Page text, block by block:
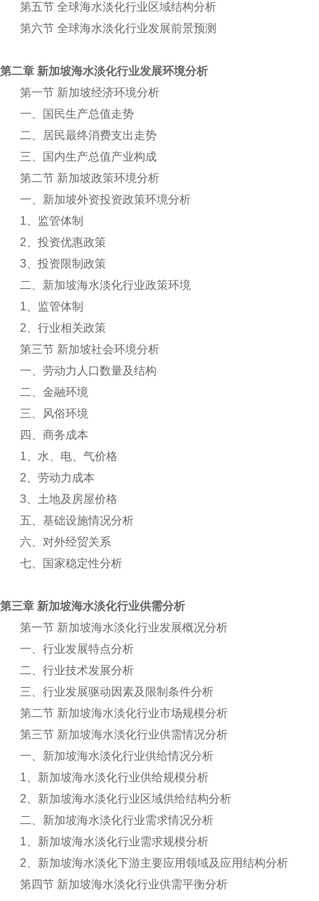
第五节 全球海水淡化行业区域结构分析
第六节 全球海水淡化行业发展前景预测
第二章 新加坡海水淡化行业发展环境分析
第一节 新加坡经济环境分析
一、国民生产总值走势
二、居民最终消费支出走势
三、国内生产总值产业构成
第二节 新加坡政策环境分析
一、新加坡外资投资政策环境分析
1 、监管体制
2 、投资优惠政策
3 、投资限制政策
二、新加坡海水淡化行业政策环境
1 、监管体制
2 、行业相关政策
第三节 新加坡社会环境分析
一、劳动力人口数量及结构
二、金融环境
三、风俗环境
四、商务成本
1 、水、电、气价格
2 、劳动力成本
3 、土地及房屋价格
五、基础设施情况分析
六、对外经贸关系
七、国家稳定性分析
第三章 新加坡海水淡化行业供需分析
第一节 新加坡海水淡化行业发展概况分析
一、行业发展特点分析
二、行业技术发展分析
三、行业发展驱动因素及限制条件分析
第二节 新加坡海水淡化行业市场规模分析
第三节 新加坡海水淡化行业供需情况分析
一、新加坡海水淡化行业供给情况分析
1 、新加坡海水淡化行业供给规模分析
2 、新加坡海水淡化行业区域供给结构分析
二、新加坡海水淡化行业需求情况分析
1 、新加坡海水淡化行业需求规模分析
2 、新加坡海水淡化下游主要应用领域及应用结构分析
第四节 新加坡海水淡化行业供需平衡分析